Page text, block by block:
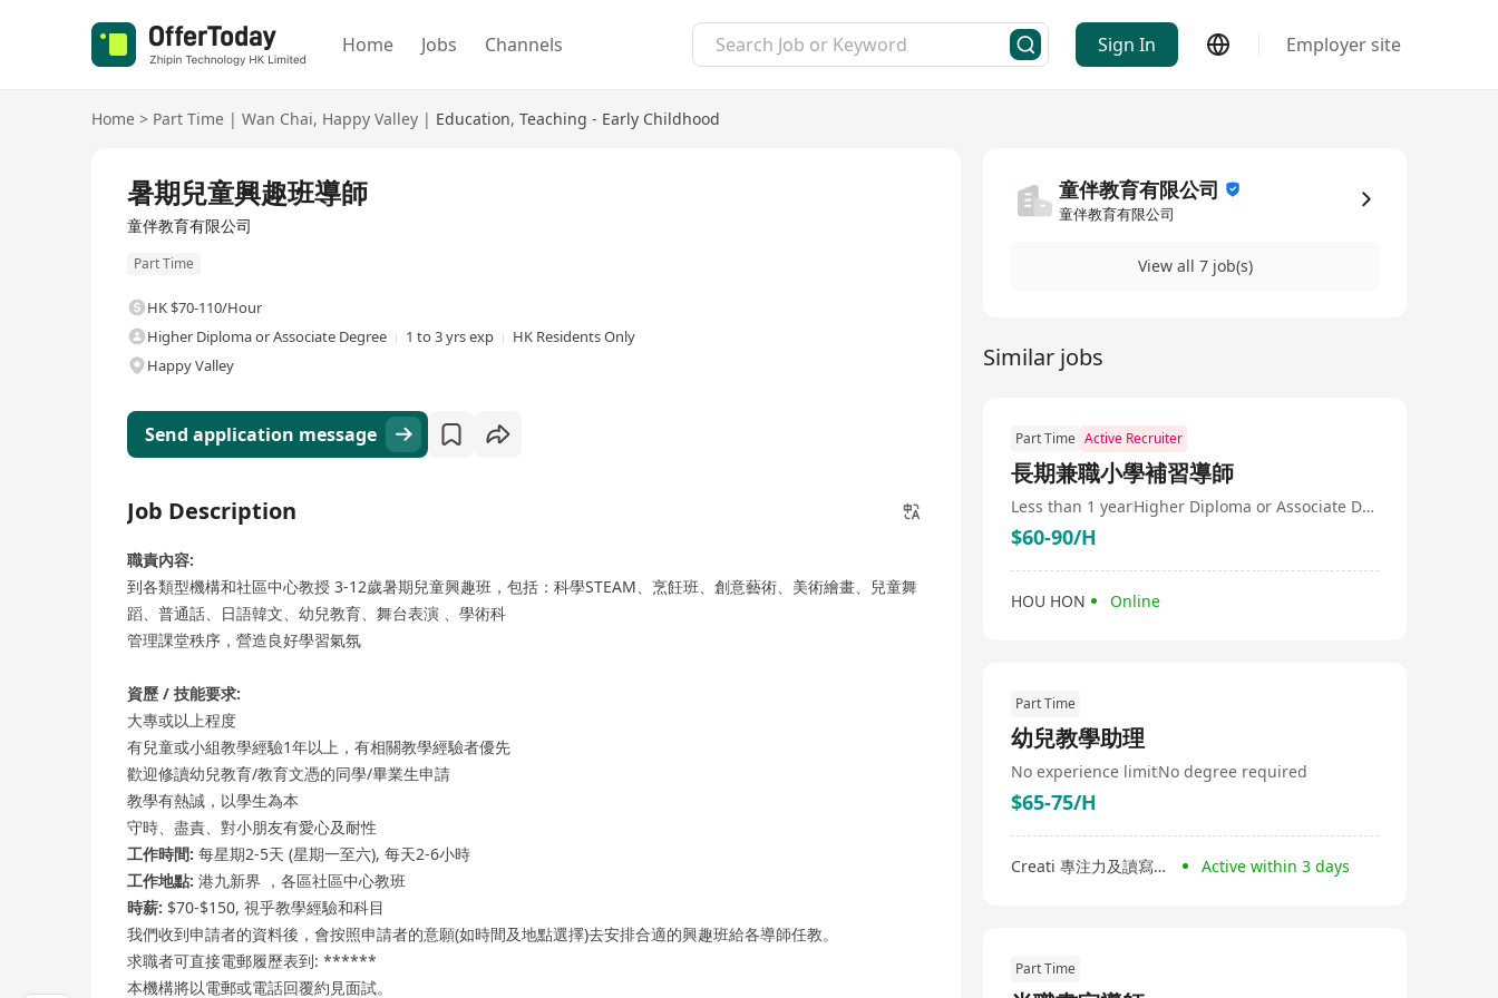
Home Jobs Channels Sign In Employer site
Home > Part Time | Wan Chai, Happy Valley | Education, Teaching - Early Childhood
暑期兒童興趣班導師
童伴教育有限公司
Part Time
HK $70-110/Hour
Higher Diploma or Associate Degree
1 to 3 yrs exp
HK Residents Only
Happy Valley
Send application message
Job Description
職責內容:
到各類型機構和社區中心教授 3-12歲暑期兒童興趣班，包括：科學STEAM、烹飪班、創意藝術、美術繪畫、兒童舞
蹈、普通話、日語韓文、幼兒教育、舞台表演 、學術科
管理課堂秩序，營造良好學習氣氛
資歷 / 技能要求:
大專或以上程度
有兒童或小組教學經驗1年以上，有相關教學經驗者優先
歡迎修讀幼兒教育/教育文憑的同學/畢業生申請
教學有熱誠，以學生為本
守時、盡責、對小朋友有愛心及耐性
工作時間: 每星期2-5天 (星期一至六), 每天2-6小時
工作地點: 港九新界 ，各區社區中心教班
時薪: $70-$150, 視乎教學經驗和科目
我們收到申請者的資料後，會按照申請者的意願(如時間及地點選擇)去安排合適的興趣班給各導師任教。
求職者可直接電郵履歷表到: ******
本機構將以電郵或電話回覆約見面試。
童伴教育有限公司
童伴教育有限公司
View all 7 job(s)
Similar jobs
Part Time Active Recruiter
長期兼職小學補習導師
Less than 1 year Higher Diploma or Associate Degree
$60-90/H
HOU HON Online
Part Time
幼兒教學助理
No experience limitNo degree required
$65-75/H
Creati 專注力及讀寫中心 Active within 3 days
Part Time